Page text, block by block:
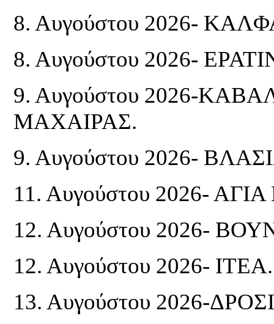
8. Αυγούστου 2026-
8. Αυγούστου 2026-
9. Αυγούστου 2026-
ΜΑΧΑΙΡΑΣ.
9. Αυγούστου 2026-
11. Αυγούστου 2026-
12. Αυγούστου 2026-
12. Αυγούστου 2026- ΙΤΕΑ.
13. Αυγούστου 2026-